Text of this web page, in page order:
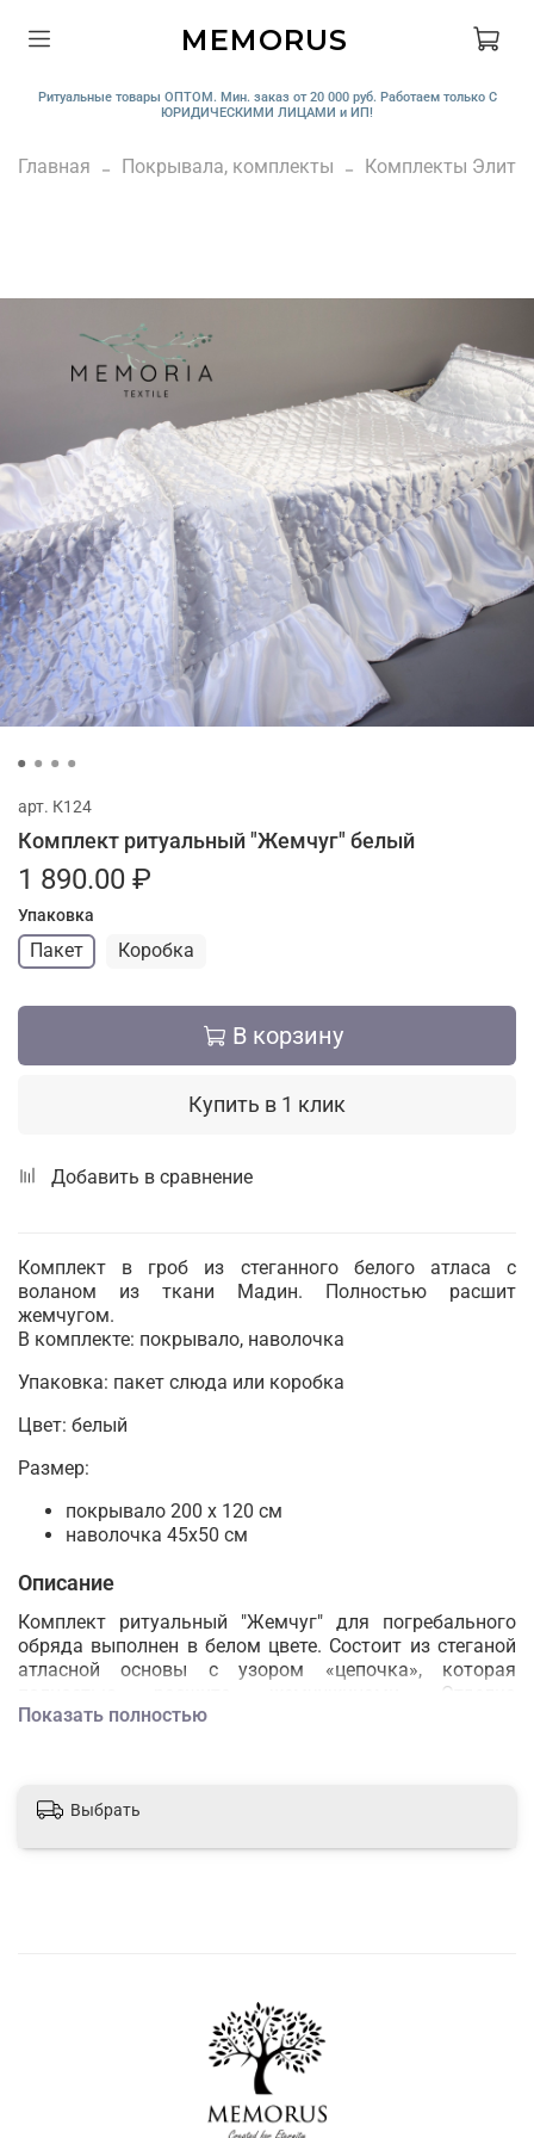
MEMORUS
Ритуальные товары ОПТОМ. Мин. заказ от 20 000 руб. Работаем только С
ЮРИДИЧЕСКИМИ ЛИЦАМИ и ИП!
Главная Покрывала, комплекты Комплекты Элит
арт. К124
Комплект ритуальный "Жемчуг" белый
1 890.00 ₽
Упаковка
Пакет Коробка
В корзину
Купить в 1 клик
Добавить в сравнение
Комплект в гроб из стеганного белого атласа с
воланом из ткани Мадин. Полностью расшит
жемчугом.
В комплекте: покрывало, наволочка
Упаковка: пакет слюда или коробка
Цвет: белый
Размер:
покрывало 200 х 120 см
наволочка 45х50 см
Описание
Комплект ритуальный "Жемчуг" для погребального
обряда выполнен в белом цвете. Состоит из стеганой
атласной основы с узором «цепочка», которая
полностью расшита жемчужинами. Отделка
представлена воланом из эксклюзивной ткани Мадин,
Показать полностью
Выбрать